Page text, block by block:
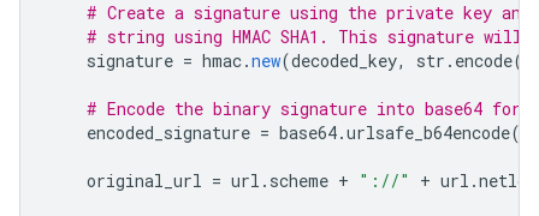
# Create a signature using the private key and
# string using HMAC SHA1. This signature will
signature = hmac.new(decoded_key, str . encode(
# Encode the binary signature into base64 for
encoded_signature = base64.urlsafe_b64encode(
original_url = url . scheme + "://" + url .